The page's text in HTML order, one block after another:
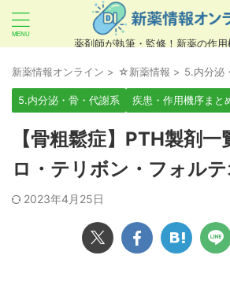
薬剤師が執筆・監修！新薬の作
あいまい検索（例：ひらがな、
ていませんので、製品名・一般
どを
カタカナ でご入力ください。
良い例：テセントリク
悪い例：てせんとりく テセン
新薬情報オンライン > ☆新薬情報 > 5.内分泌
5.内分泌・骨・代謝系 疾患・作用機序まと
【骨粗鬆症】PTH製剤
ロ・テリボン・フォル
2023年4月25日